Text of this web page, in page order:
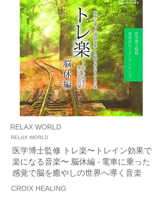
RELAX WORLD
RELAX WORLD
医学博士監修 トレ楽〜トレイン効果で
楽になる音楽〜 脳休編 - 電車に乗った
感覚で脳を癒やしの世界へ導く音楽
CROIX HEALING